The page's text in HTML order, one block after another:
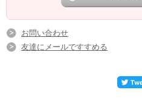
お問い合わせ
友達にメールですすめる